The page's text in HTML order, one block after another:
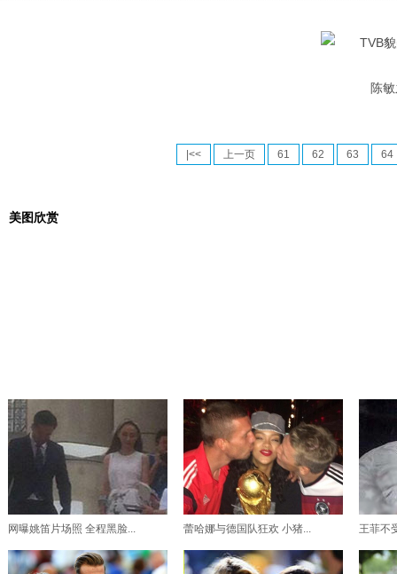
陈敏之
|<< 上一页 61 62 63 64
美图欣赏
网曝姚笛片场照 全程黑脸... 蕾哈娜与德国队狂欢 小猪... 王菲不